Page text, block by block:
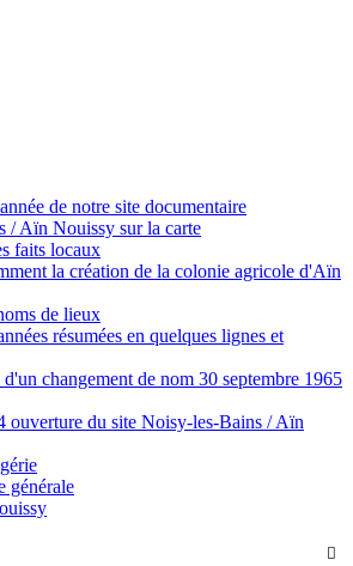
de notre site documentaire
/ Aïn Nouissy sur la carte
faits locaux
la création de la colonie agricole d'Aïn
de lieux
résumées en quelques lignes et
changement de nom 30 septembre 1965
ouverture du site Noisy-les-Bains / Aïn
générale
